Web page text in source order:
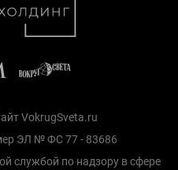
VokrugSveta.ru
ЭЛ № ФС 77 - 83686
службой по надзору в сфере